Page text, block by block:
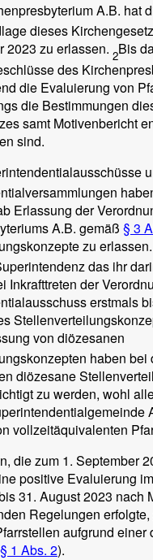
A.B. hat
dieses
2023 zu erlassen. 2Bis
des
die Evaluierung von
die Bestimmungen
samt Motivenbericht
sind.
Erlassung der
A.B. gemäß § 3
zu erlassen.
das ihr
Inkrafttreten der
erstmals
von diözesanen
haben bei
diözesane
zu werden, wohl
vollzeitäquivalenten
die zum 1. September
positive Evaluierung
31. August 2023 nach
Regelungen
aufgrund einer
§ 1 Abs. 2).